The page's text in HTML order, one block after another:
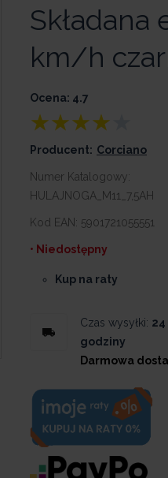
Składana
km/h
Ocena: 4.7
Producent: Corciano
Numer Katalogowy:
HULAJNOGA_M11_7,5AH
Kod EAN: 5901721055551
• Niedostępny
Kup na raty
Czas wysyłki: 24
godziny
Darmowa